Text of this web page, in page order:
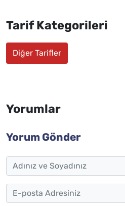
Tarif Kategorileri
Diğer Tarifler
Yorumlar
Yorum Gönder